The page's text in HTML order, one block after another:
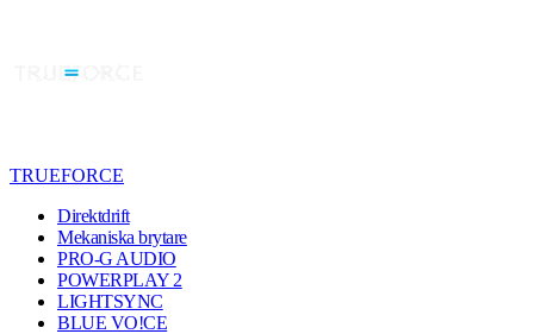
TRUEFORCE
Direktdrift
Mekaniska brytare
PRO-G AUDIO
POWERPLAY 2
LIGHTSYNC
BLUE VO!CE